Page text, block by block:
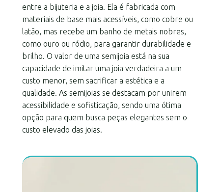
entre a bijuteria e a joia. Ela é fabricada com
materiais de base mais acessíveis, como cobre ou
latão, mas recebe um banho de metais nobres,
como ouro ou ródio, para garantir durabilidade e
brilho. O valor de uma semijoia está na sua
capacidade de imitar uma joia verdadeira a um
custo menor, sem sacrificar a estética e a
qualidade. As semijoias se destacam por unirem
acessibilidade e sofisticação, sendo uma ótima
opção para quem busca peças elegantes sem o
custo elevado das joias.